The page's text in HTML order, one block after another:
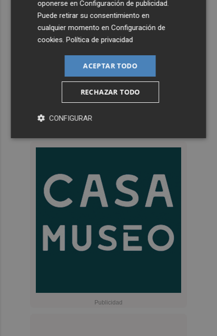
oponerse enConfiguración de publicidad.
Puede retirar su consentimiento en
cualquier momento enConfiguración de
cookies.Política de privacidad
ACEPTAR TODO
RECHAZAR TODO
CONFIGURAR